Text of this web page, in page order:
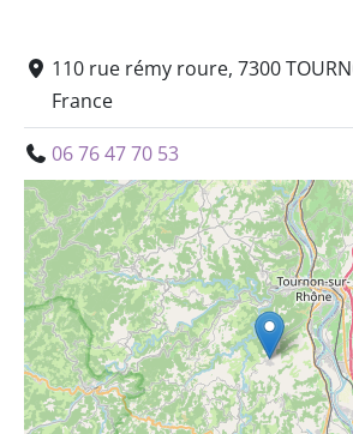
110 rue rémy roure, 7300
France
06 76 47 70 53